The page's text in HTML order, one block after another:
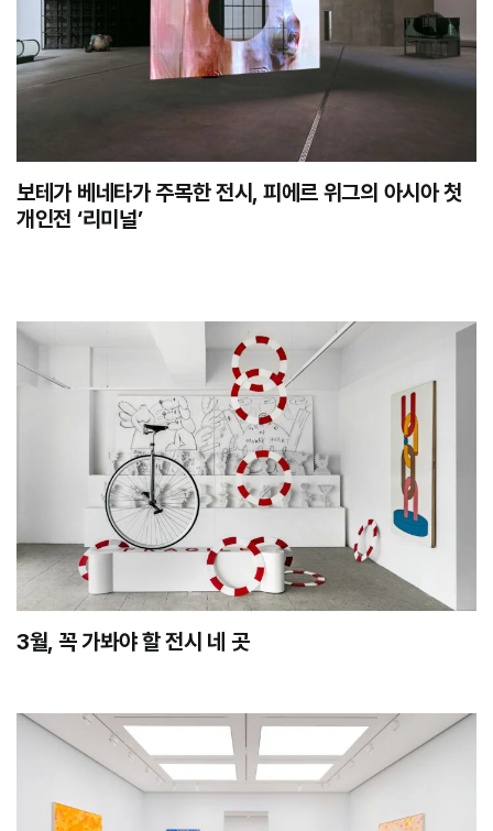
보테가 베네타가 주목한 전시, 피에르 위그의 아시아 첫
개인전 ‘리미널’
3월, 꼭 가봐야 할 전시 네 곳